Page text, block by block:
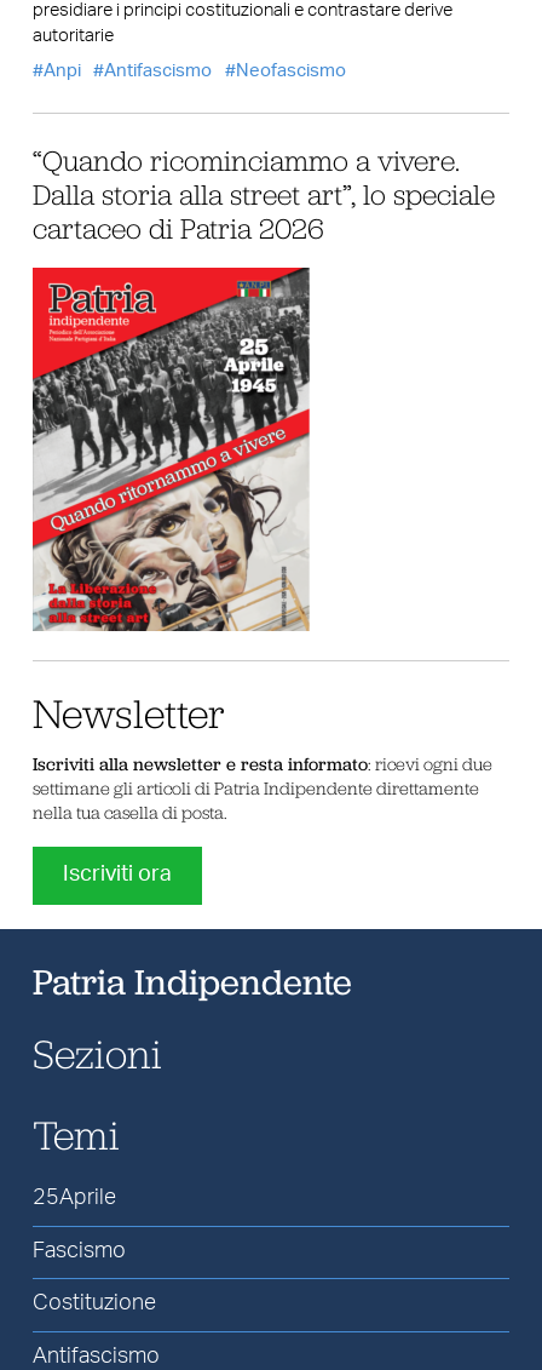
presidiare i principi costituzionali e contrastare derive
autoritarie
Anpi
Antifascismo Neofascismo
“Quando ricominciammo a vivere.
Dalla storia alla street art”, lo speciale
cartaceo di Patria 2026
Newsletter
Iscriviti alla newsletter e resta informato: ricevi ogni due
settimane gli articoli di Patria Indipendente direttamente
nella tua casella di posta.
Iscriviti ora
Patria Indipendente
Sezioni
Temi
25Aprile
Fascismo
Costituzione
Antifascismo